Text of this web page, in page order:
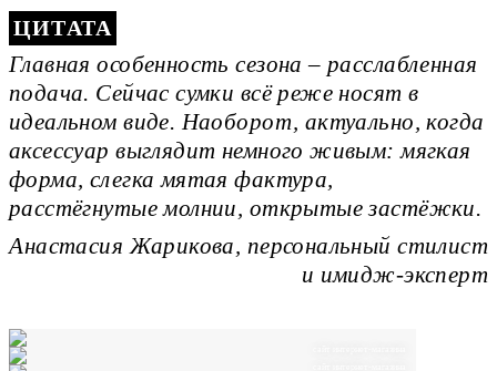
Главная особенность сезона – расслабленная
подача. Сейчас сумки всё реже носят в
идеальном виде. Наоборот, актуально, когда
аксессуар выглядит немного живым: мягкая
форма, слегка мятая фактура,
расстёгнутые молнии, открытые застёжки.
Анастасия Жарикова, персональный стилист
и имидж-эксперт